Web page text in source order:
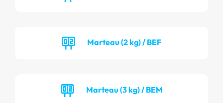
Marteau (2 kg) / BEF
Marteau (3 kg) / BEM